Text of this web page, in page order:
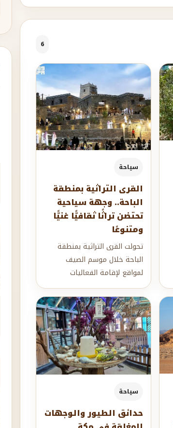
6
سياحة
القرى التراثية بمنطقة
الباحة.. وجهة سياحية
تحتضن تراثًا ثقافيًّا غنيًّا
ومتنوعًا
تحولت القرى التراثية بمنطقة
الباحة خلال موسم الصيف
لمواقع لإقامة الفعاليات
والمهرجانات والمتاحف، مما أدى
لتوافد الأهالي...
سياحة
حدائق الطيور والوجهات